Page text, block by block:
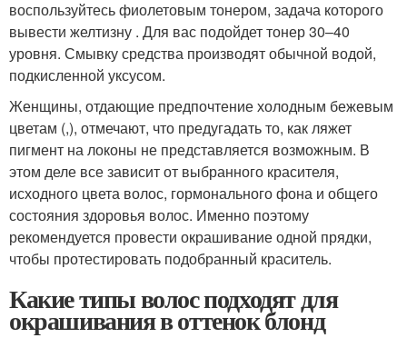
воспользуйтесь фиолетовым тонером, задача которого
вывести желтизну . Для вас подойдет тонер 30–40
уровня. Смывку средства производят обычной водой,
подкисленной уксусом.
Женщины, отдающие предпочтение холодным бежевым
цветам (,), отмечают, что предугадать то, как ляжет
пигмент на локоны не представляется возможным. В
этом деле все зависит от выбранного красителя,
исходного цвета волос, гормонального фона и общего
состояния здоровья волос. Именно поэтому
рекомендуется провести окрашивание одной прядки,
чтобы протестировать подобранный краситель.
Какие типы волос подходят для
окрашивания в оттенок блонд